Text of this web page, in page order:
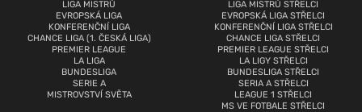
LIGA MISTRŮ
EVROPSKÁ LIGA
KONFERENČNÍ LIGA
CHANCE LIGA (1. ČESKÁ LIGA)
PREMIER LEAGUE
LA LIGA
BUNDESLIGA
SERIE A
MISTROVSTVÍ SVĚTA
LIGA MISTRŮ STŘELCI
EVROPSKÁ LIGA STŘELCI
KONFERENČNÍ LIGA STŘELCI
CHANCE LIGA STŘELCI
PREMIER LEAGUE STŘELCI
LA LIGY STŘELCI
BUNDESLIGA STŘELCI
SERIA A STŘELCI
LEAGUE 1 STŘELCI
MS VE FOTBALE STŘELCI